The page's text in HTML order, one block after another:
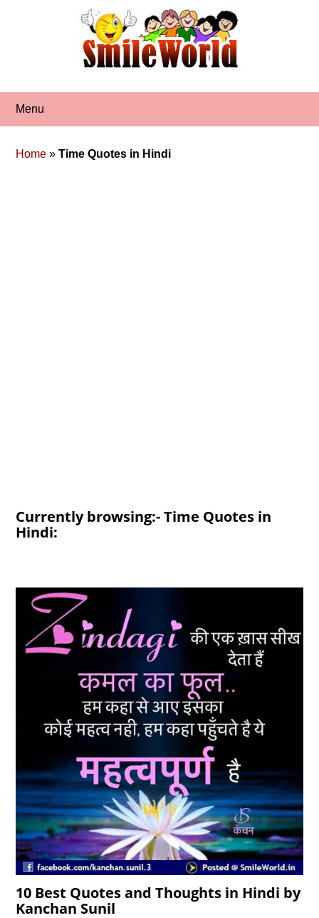
Menu
Home »Time Quotes in Hindi
Currently browsing:- Time Quotes in
Hindi:
10 Best Quotes and Thoughts in Hindi by
Kanchan Sunil